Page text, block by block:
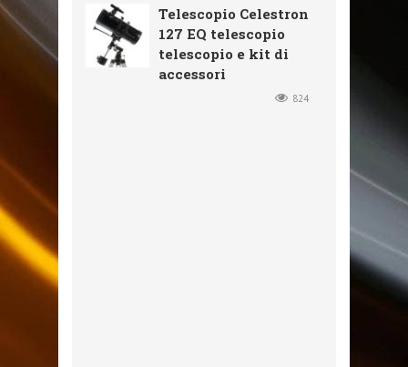
Telescopio Celestron
127 EQ telescopio
telescopio e kit di
accessori
824